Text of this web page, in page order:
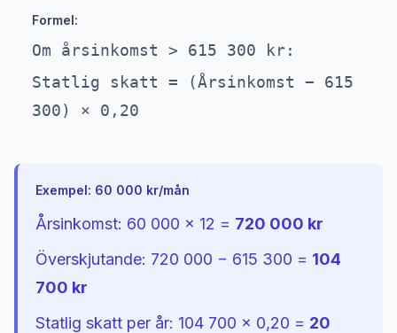
Formel:
Om årsinkomst > 615 300 kr:
Statlig skatt = (Årsinkomst − 615
300) × 0,20
Exempel: 60 000 kr/mån
Årsinkomst: 60 000 × 12 = 720 000 kr
Överskjutande: 720 000 − 615 300 = 104
700 kr
Statlig skatt per år: 104 700 × 0,20 = 20